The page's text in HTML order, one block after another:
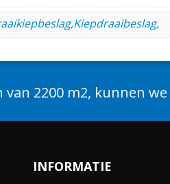
van 2200 m2, kunnen
INFORMATIE